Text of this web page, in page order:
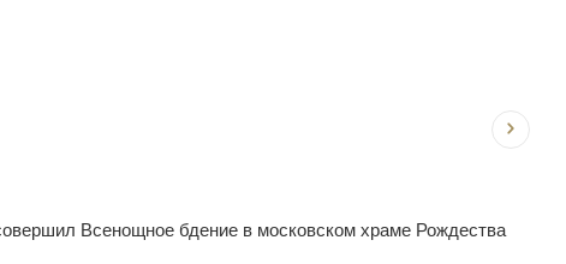
Всенощное бдение в московском храме Рождества